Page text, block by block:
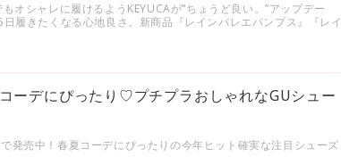
オシャレに履けるようKEYUCAが“ちょうど良い。”アップデー
履きたくなる心地良さ。新商品『レインバレエパンプス』『レイ
ーデにぴったり♡プチプラおしゃれなGUシュー
発売中！春夏コーデにぴったりの今年ヒット確実な注目シューズ